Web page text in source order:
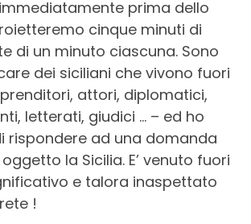
prima dello
cinque minuti di
di un minuto ciascuna. Sono
dei siciliani che vivono fuori
attori, diplomatici,
letterati, giudici … – ed ho
rispondere ad una domanda
la Sicilia. E’ venuto fuori
e talora inaspettato
!